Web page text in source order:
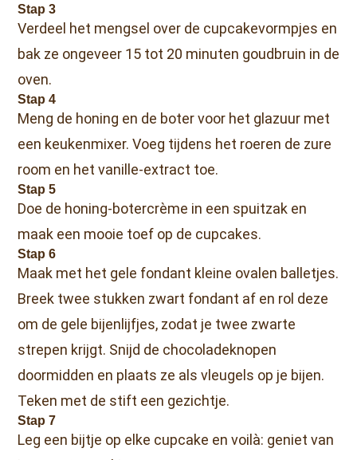
Stap 3
Verdeel het mengsel over de cupcakevormpjes en
bak ze ongeveer 15 tot 20 minuten goudbruin in de
oven.
Stap 4
Meng de honing en de boter voor het glazuur met
een keukenmixer. Voeg tijdens het roeren de zure
room en het vanille-extract toe.
Stap 5
Doe de honing-botercrème in een spuitzak en
maak een mooie toef op de cupcakes.
Stap 6
Maak met het gele fondant kleine ovalen balletjes.
Breek twee stukken zwart fondant af en rol deze
om de gele bijenlijfjes, zodat je twee zwarte
strepen krijgt. Snijd de chocoladeknopen
doormidden en plaats ze als vleugels op je bijen.
Teken met de stift een gezichtje.
Stap 7
Leg een bijtje op elke cupcake en voilà: geniet van